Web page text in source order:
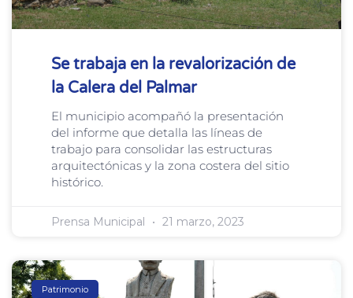
Se trabaja en la revalorización de
la Calera del Palmar
El municipio acompañó la presentación
del informe que detalla las líneas de
trabajo para consolidar las estructuras
arquitectónicas y la zona costera del sitio
histórico.
Prensa Municipal 21 marzo, 2023
Patrimonio